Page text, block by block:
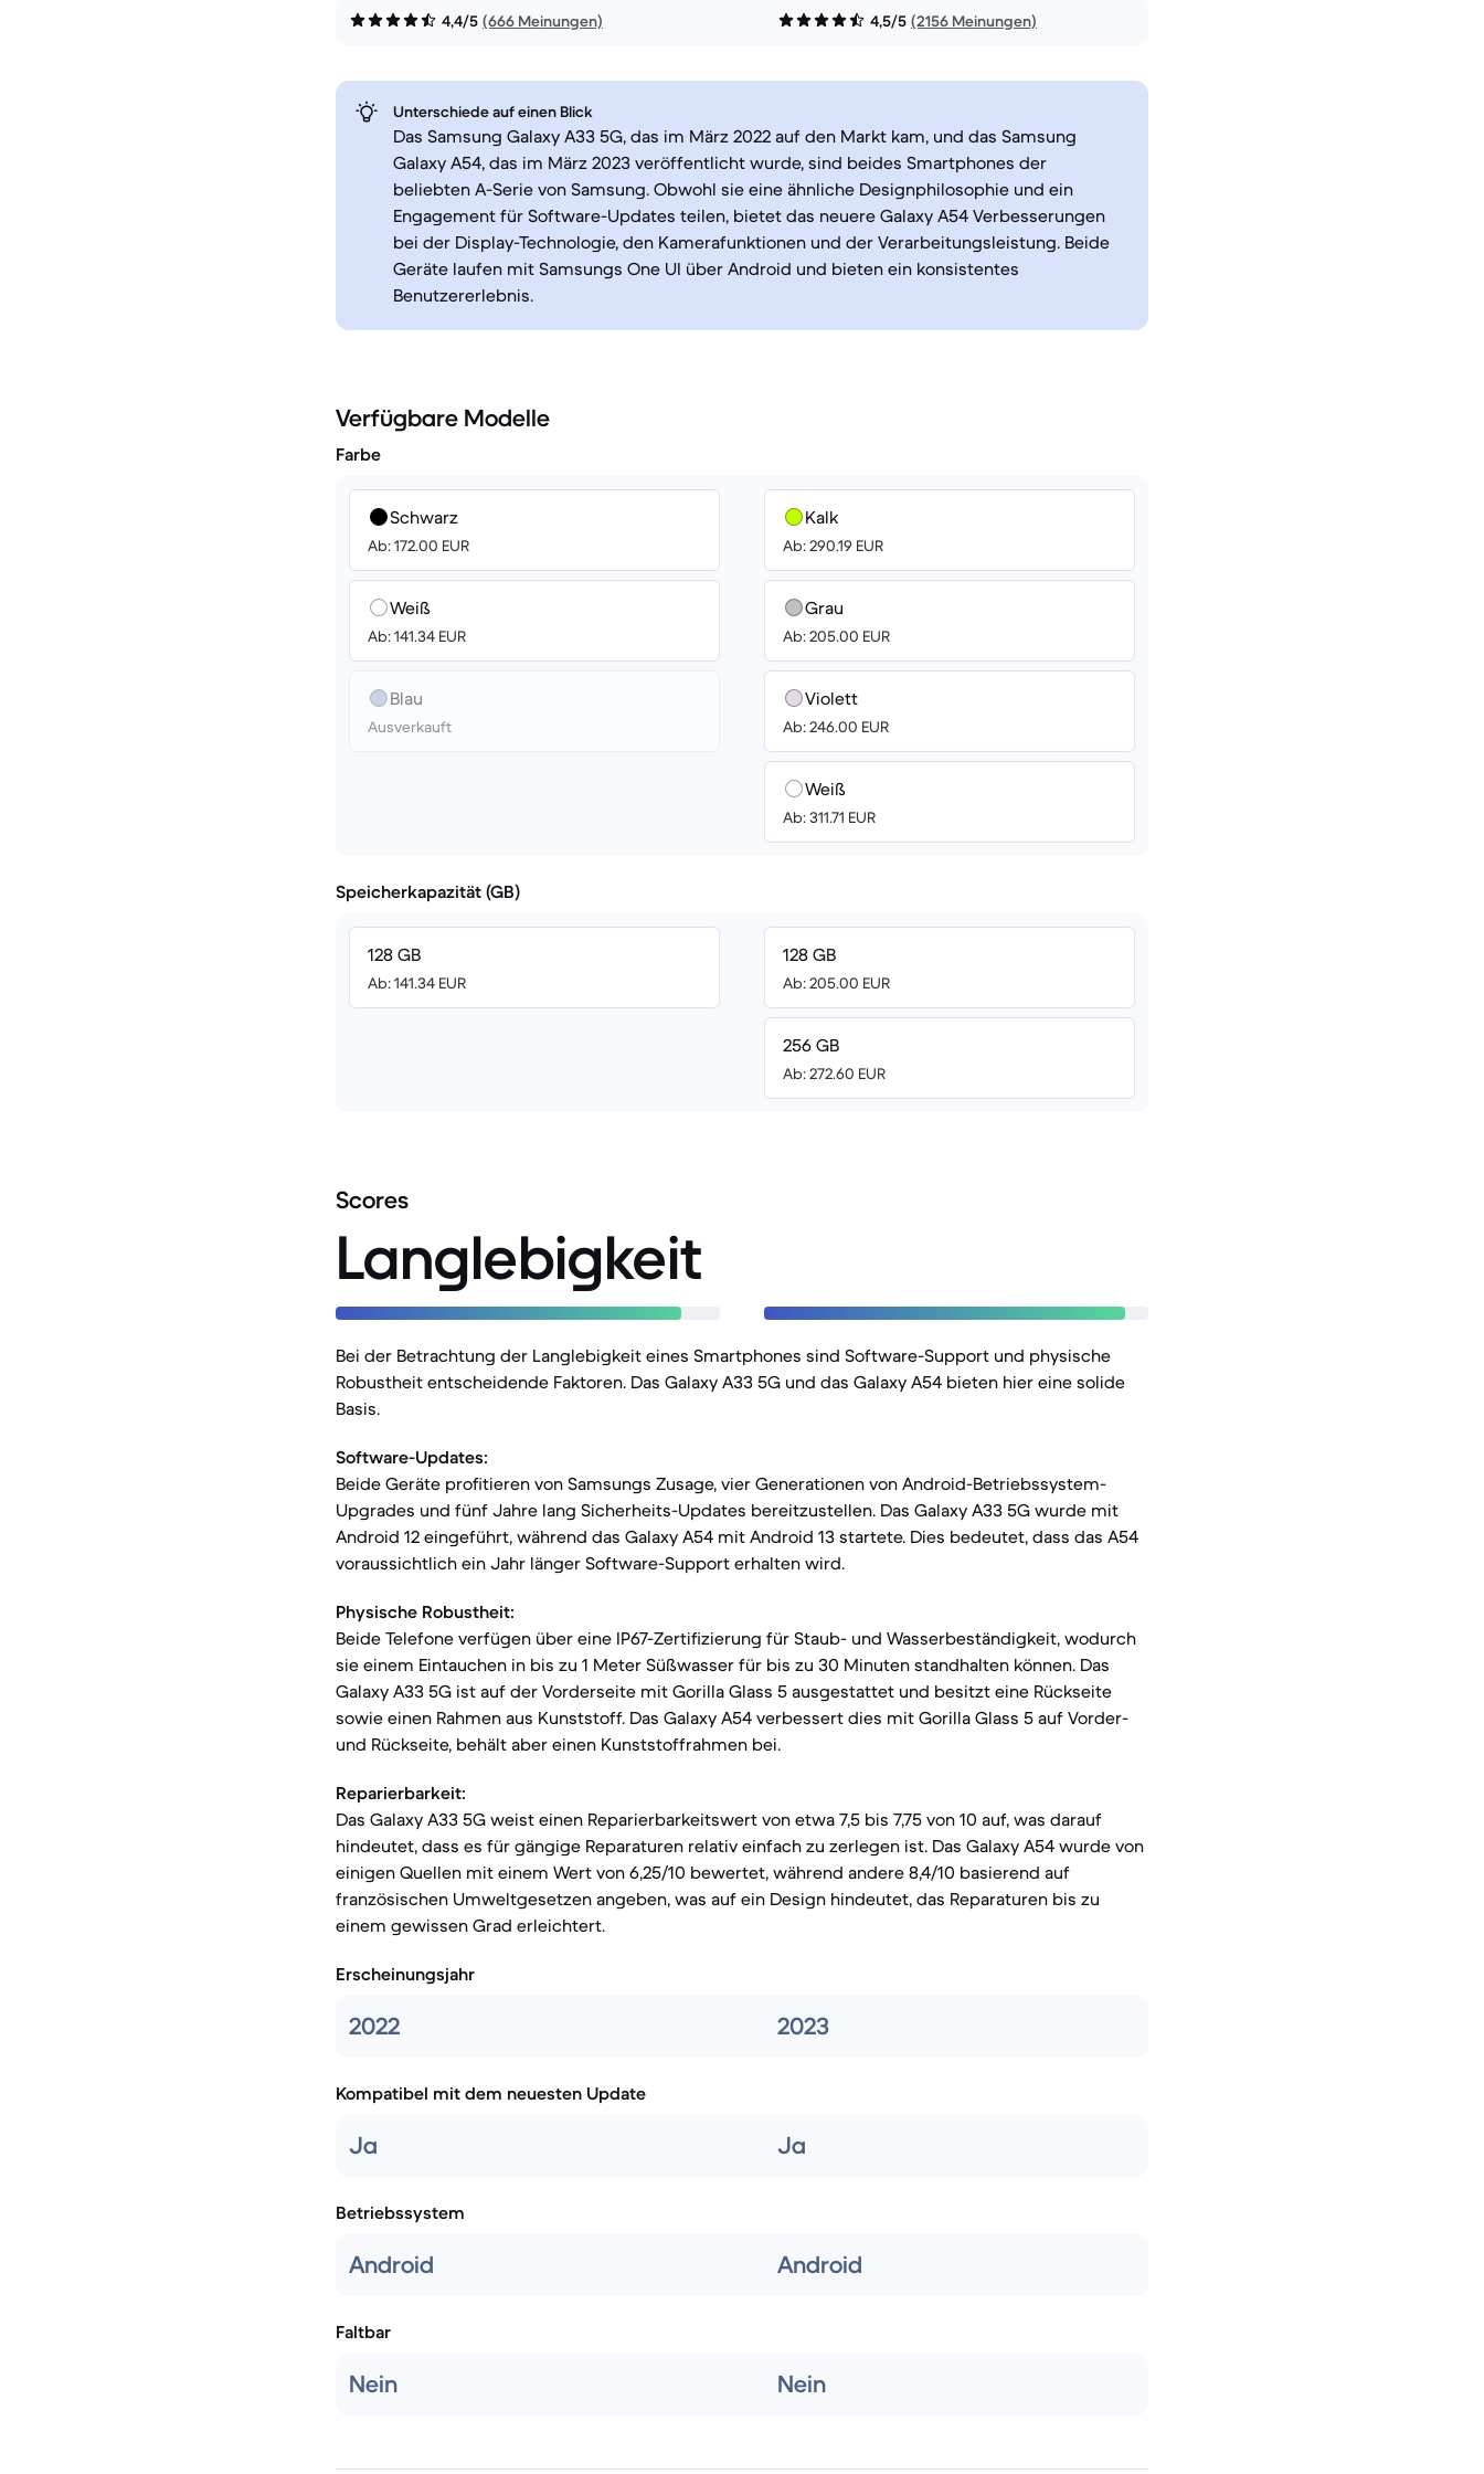
4,4/5 (666 Meinungen) 4,5/5 (2156 Meinungen)
Unterschiede auf einen Blick
Das Samsung Galaxy A33 5G, das im März 2022 auf den Markt kam, und das Samsung
Galaxy A54, das im März 2023 veröffentlicht wurde, sind beides Smartphones der
beliebten A-Serie von Samsung. Obwohl sie eine ähnliche Designphilosophie und ein
Engagement für Software-Updates teilen, bietet das neuere Galaxy A54 Verbesserungen
bei der Display-Technologie, den Kamerafunktionen und der Verarbeitungsleistung. Beide
Geräte laufen mit Samsungs One UI über Android und bieten ein konsistentes
Benutzererlebnis.
Verfügbare Modelle
Farbe
Schwarz
Ab: 172.00 EUR
Weiß
Ab: 141.34 EUR
Blau
Ausverkauft
Kalk
Ab: 290.19 EUR
Grau
Ab: 205.00 EUR
Violett
Ab: 246.00 EUR
Weiß
Ab: 311.71 EUR
Speicherkapazität (GB)
128 GB
Ab: 141.34 EUR
128 GB
Ab: 205.00 EUR
256 GB
Ab: 272.60 EUR
Scores
Langlebigkeit
Bei der Betrachtung der Langlebigkeit eines Smartphones sind Software-Support und physische
Robustheit entscheidende Faktoren. Das Galaxy A33 5G und das Galaxy A54 bieten hier eine solide
Basis.
Software-Updates:
Beide Geräte profitieren von Samsungs Zusage, vier Generationen von Android-Betriebssystem-
Upgrades und fünf Jahre lang Sicherheits-Updates bereitzustellen. Das Galaxy A33 5G wurde mit
Android 12 eingeführt, während das Galaxy A54 mit Android 13 startete. Dies bedeutet, dass das A54
voraussichtlich ein Jahr länger Software-Support erhalten wird.
Physische Robustheit:
Beide Telefone verfügen über eine IP67-Zertifizierung für Staub- und Wasserbeständigkeit, wodurch
sie einem Eintauchen in bis zu 1 Meter Süßwasser für bis zu 30 Minuten standhalten können. Das
Galaxy A33 5G ist auf der Vorderseite mit Gorilla Glass 5 ausgestattet und besitzt eine Rückseite
sowie einen Rahmen aus Kunststoff. Das Galaxy A54 verbessert dies mit Gorilla Glass 5 auf Vorder-
und Rückseite, behält aber einen Kunststoffrahmen bei.
Reparierbarkeit:
Das Galaxy A33 5G weist einen Reparierbarkeitswert von etwa 7,5 bis 7,75 von 10 auf, was darauf
hindeutet, dass es für gängige Reparaturen relativ einfach zu zerlegen ist. Das Galaxy A54 wurde von
einigen Quellen mit einem Wert von 6,25/10 bewertet, während andere 8,4/10 basierend auf
französischen Umweltgesetzen angeben, was auf ein Design hindeutet, das Reparaturen bis zu
einem gewissen Grad erleichtert.
Erscheinungsjahr
2022 2023
Kompatibel mit dem neuesten Update
Ja Ja
Betriebssystem
Android Android
Faltbar
Nein Nein